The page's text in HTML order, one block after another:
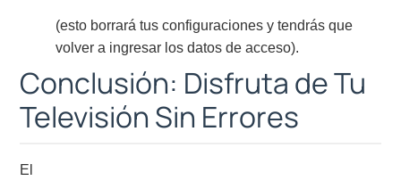
(esto borrará tus configuraciones y tendrás que
volver a ingresar los datos de acceso).
Conclusión: Disfruta de Tu
Televisión Sin Errores
El